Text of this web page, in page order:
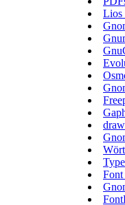
Lios
Font